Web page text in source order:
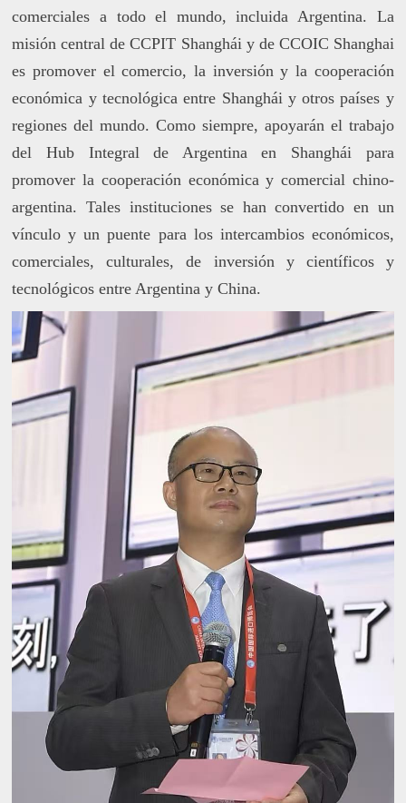
comerciales a todo el mundo, incluida Argentina. La
misión central de CCPIT Shanghái y de CCOIC Shanghai
es promover el comercio, la inversión y la cooperación
económica y tecnológica entre Shanghái y otros países y
regiones del mundo. Como siempre, apoyarán el trabajo
del Hub Integral de Argentina en Shanghái para
promover la cooperación económica y comercial chino-
argentina. Tales instituciones se han convertido en un
vínculo y un puente para los intercambios económicos,
comerciales, culturales, de inversión y científicos y
tecnológicos entre Argentina y China.